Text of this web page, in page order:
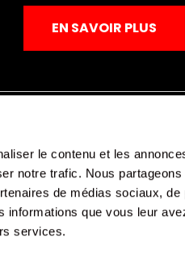
le contenu et les
notre trafic. Nous
de médias sociaux,
informations que vous leur
services.
EN SAVOIR PLUS
Politique de